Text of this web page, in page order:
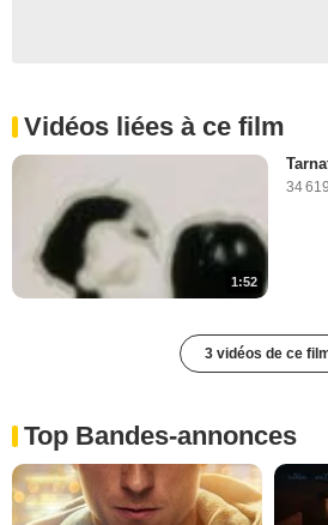
Vidéos liées à ce film
1:52
34
3 vidéos de ce
Top Bandes-annonces